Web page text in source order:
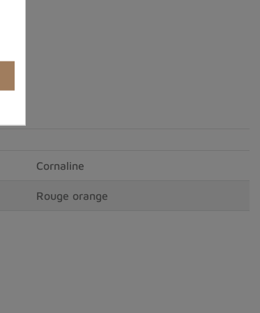
Cornaline
Rouge orange